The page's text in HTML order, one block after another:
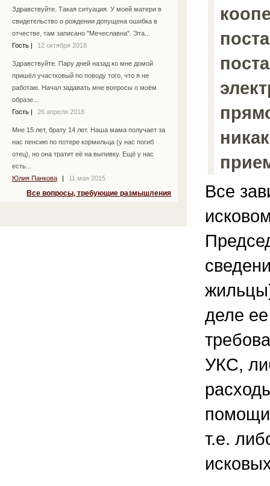
Здравствуйте. Такая ситуация. У моей матери в
свидетельство о рождении допущена ошибка в
отчестве, там записано "Мечеславна". Эта...
Гость
12 октября 2018
Здравствуйте. Пару дней назад ко мне домой
пришёл участковый по поводу того, что я не
работаю. Начал задавать мне вопросы о моём
образе...
Гость
26 апреля 2018
Мне 15 лет, брату 14 лет. Наша мама получает за
нас пенсию по потере кормильца (у нас погиб
отец), но она тратит её на выпивку. Ещё у нас
есть...
Юлия Панкова
11 мая 2015
Все вопросы, требующие размышления
Все
деле
УКС,
помощи
т.е.